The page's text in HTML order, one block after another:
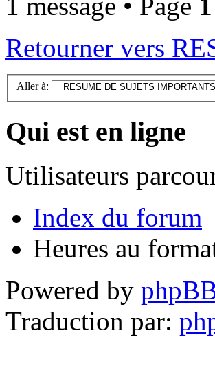
1 message • Page 1
Retourner vers
Aller à:
Qui est en ligne
Utilisateurs
Index du forum
Heures au
Powered by
Traduction par: